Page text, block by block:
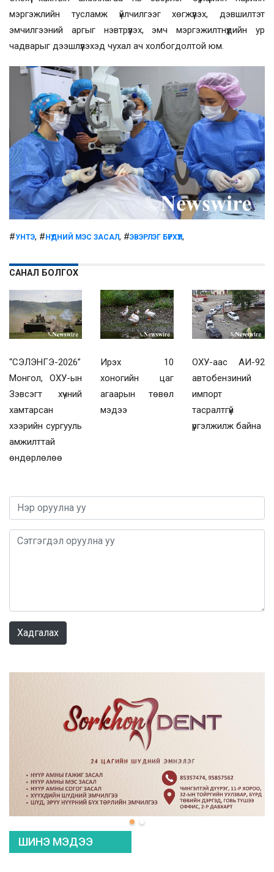
мэргэжлийн тусламж үйлчилгээг хөгжүүлэх, дэвшилтэт
эмчилгээний аргыг нэвтрүүлэх, эмч мэргэжилтнүүдийн ур
чадварыг дээшлүүлэхэд чухал ач холбогдолтой юм.
#УНТЭ, # НҮДНИЙ МЭС ЗАСАЛ, #ЭВЭРЛЭГ БҮРХҮҮЛ,
САНАЛ БОЛГОХ
“СЭЛЭНГЭ-2026”
Монгол, ОХУ-ын
Зэвсэгт хүчний
хамтарсан
хээрийн сургууль
амжилттай
өндөрлөлөө
Ирэх 10
хоногийн цаг
агаарын төвөл
мэдээ
ОХУ-аас АИ-92
автобензиний
импорт
тасралтгүй
үргэлжилж байна
Хадгалах
ШИНЭ МЭДЭЭ